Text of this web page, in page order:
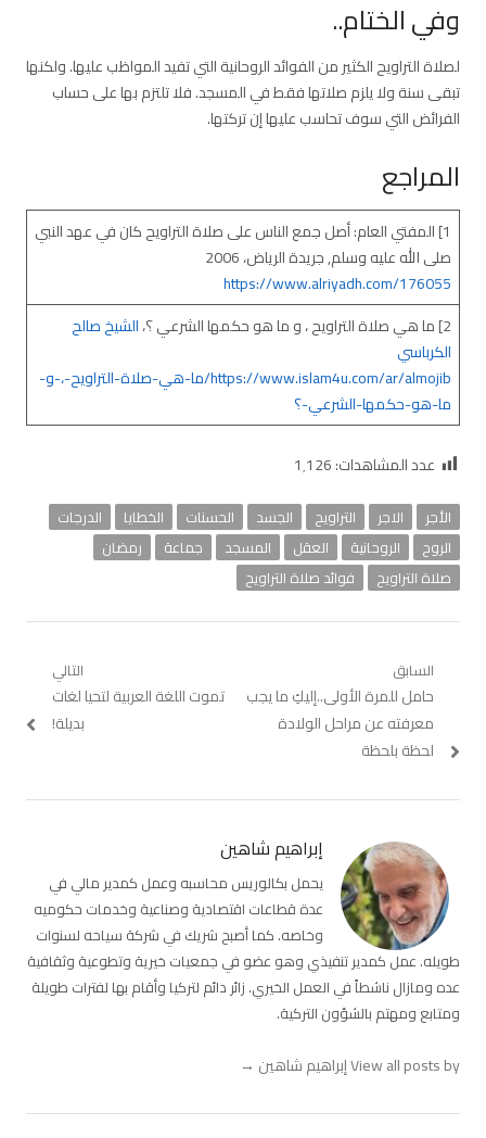
وفي الختام..
لصلاة التراويح الكثير من الفوائد الروحانية التي تفيد المواظب عليها. ولكنها
تبقى سنة ولا يلزم صلاتها فقط في المسجد. فلا تلتزم بها على حساب
الفرائض التي سوف تحاسب عليها إن تركتها.
المراجع
1] المفتي العام: أصل جمع الناس على صلاة التراويح كان في عهد النبي
صلى الله عليه وسلم, جريدة الرياض، 2006
https://www.alriyadh.com/176055
2] ما هي صلاة التراويح ، و ما هو حكمها الشرعي ؟،
الشيخ صالح
الكرباسي
https://www.islam4u.com/ar/almojib/ما-هي-صلاة-التراويح-،-و-
ما-هو-حكمها-الشرعي-؟
عدد المشاهدات:1٬126
الأجر الاجر التراويح الجسد الحسنات الخطايا
الدرجات
الروح
الروحانية العقل المسجد جماعة
رمضان
صلاة التراويح
فوائد صلاة التراويح
تصفّح
المقالات
السابق
Previous
post:
حامل للمرة الأولى..إليكِ ما يجب
معرفته عن مراحل الولادة
لحظة بلحظة
التالي
Next
تموت اللغة العربية لتحيا لغات
بديلة!
إبراهيم شاهين
يحمل بكالوريس محاسبه وعمل كمدير مالي في
عدة قطاعات اقتصادية وصناعية وخدمات حكوميه
وخاصه. كما أصبح شريك في شركة سياحه لسنوات
طويله. عمل كمدير تنفيذي وهو عضو في جمعيات خيرية وتطوعية وثقافية
عده ومازال ناشطاً في العمل الخيري. زائر دائم لتركيا وأقام بها لفترات طويلة
ومتابع ومهتم بالشؤون التركية.
View all posts by إبراهيم شاهين →